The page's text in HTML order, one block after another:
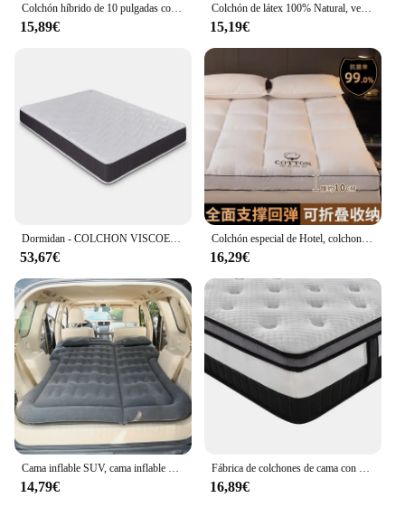
15,89€
Colchón de látex 100% Natural, venta al por mayor, estera de tatami superior de lujo para hotel en casa de estudiantes, alfombrillas de látex de regalo real
15,19€
53,67€
Colchón especial de Hotel, colchoneta gruesa para el hogar, cama individual, colchón doble, dormitorio, estudiantes, alquiler, colchón especial, cojín suave
16,29€
Cama inflable SUV, cama inflable para maletero de colchón de coche, cama inflable para acampar, colchón RV
14,79€
Fábrica de colchones de cama con muelles de bolsillo para hotel de tela de punto tamaño Queen de alta calidad
16,89€